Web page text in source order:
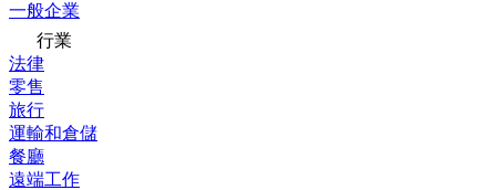
一般企業
行業
法律
零售
旅行
運輸和倉儲
餐廳
遠端工作